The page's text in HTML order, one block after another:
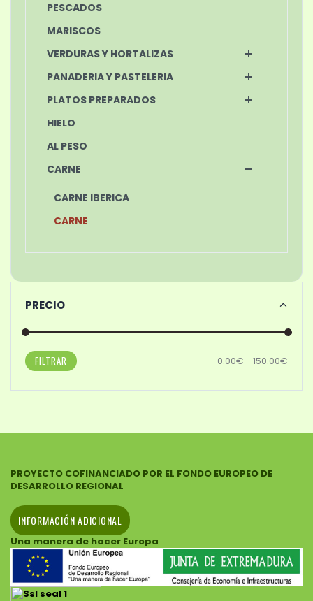
PESCADOS
MARISCOS
VERDURAS Y HORTALIZAS
PANADERIA Y PASTELERIA
PLATOS PREPARADOS
HIELO
AL PESO
CARNE
CARNE IBERICA
CARNE
PRECIO
FILTRAR 0.00€ - 150.00€
PROYECTO COFINANCIADO POR EL FONDO EUROPEO DE
DESARROLLO REGIONAL
INFORMACIÓN ADICIONAL
Una manera de hacer Europa